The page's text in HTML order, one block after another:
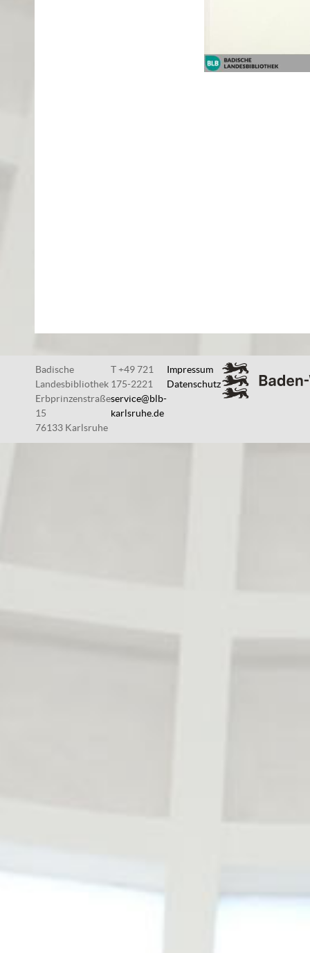
Badische
Landesbibliothek
Erbprinzenstraße
15
76133 Karlsruhe
T +49 721
175-2221
service@blb-
karlsruhe.de
Impressum
Datenschutz